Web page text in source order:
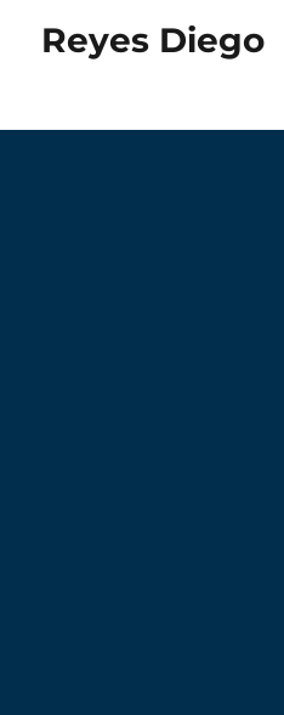
Reyes Diego